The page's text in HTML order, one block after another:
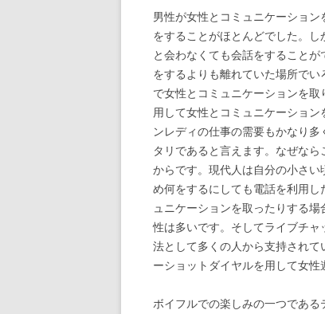
男性が女性とコミュニケーショ
をすることがほとんどでした。
と会わなくても会話をすること
をするよりも離れていた場所で
で女性とコミュニケーションを
用して女性とコミュニケーショ
ンレディの仕事の需要もかなり
タリであると言えます。なぜな
からです。現代人は自分の小さ
め何をするにしても電話を利用
ュニケーションを取ったりする
性は多いです。そしてライブチ
法として多くの人から支持され
ーショットダイヤルを用して女性
ボイフルでの楽しみの一つであ